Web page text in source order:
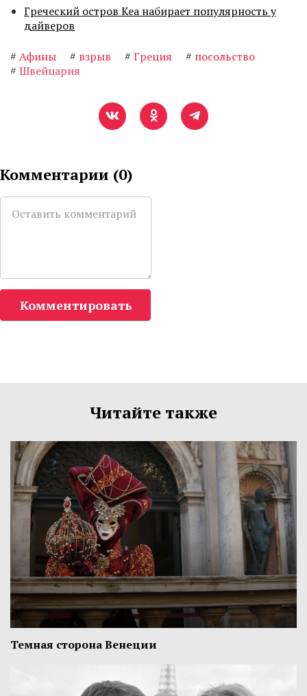
Греческий остров Кеа набирает популярность у
дайверов
# Афины # взрыв # Греция # посольство
# Швейцария
Комментарии (0)
Комментировать
Читайте также
Темная сторона Венеции